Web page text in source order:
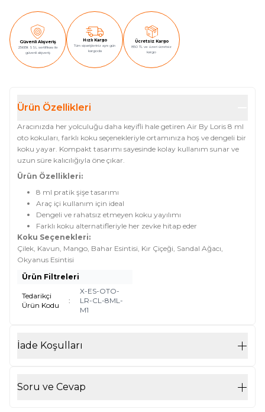
Güvenli Alışveriş
256Bit SSL sertifikası ile
güvenli alışveriş
Hızlı Kargo
Tüm siparişleriniz aynı gün
kargoda
Ücretsiz Kargo
850 TL ve üzeri ücretsiz
kargo
Ürün Özellikleri
Aracınızda her yolculuğu daha keyifli hale getiren Air By Loris 8 ml
oto kokuları, farklı koku seçenekleriyle ortamınıza hoş ve dengeli bir
koku yayar. Kompakt tasarımı sayesinde kolay kullanım sunar ve
uzun süre kalıcılığıyla öne çıkar.
Ürün Özellikleri:
8 ml pratik şişe tasarımı
Araç içi kullanım için ideal
Dengeli ve rahatsız etmeyen koku yayılımı
Farklı koku alternatifleriyle her zevke hitap eder
Koku Seçenekleri:
Çilek, Kavun, Mango, Bahar Esintisi, Kır Çiçeği, Sandal Ağacı,
Okyanus Esintisi
Ürün Filtreleri
Tedarikçi
Ürün Kodu
:
X-ES-OTO-
LR-CL-8ML-
M1
İade Koşulları
Soru ve Cevap